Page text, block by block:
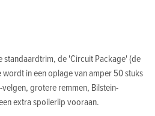
standaardtrim, de 'Circuit Package' (de
in een oplage van amper 50 stuks
grotere remmen, Bilstein-
extra spoilerlip vooraan.